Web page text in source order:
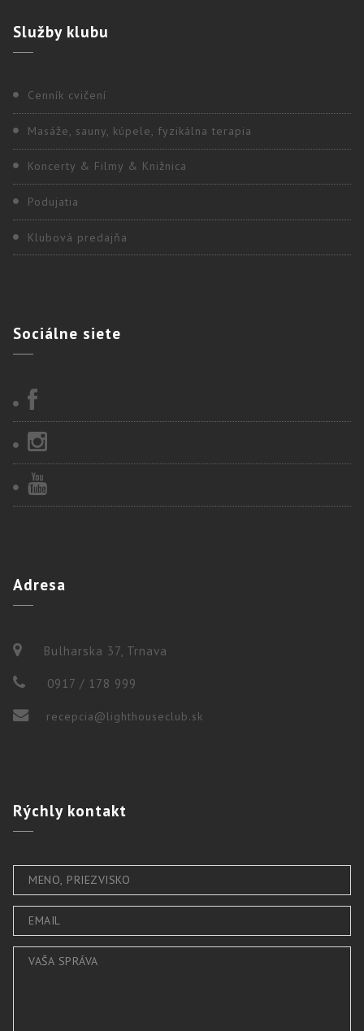
Službyklubu
Cenník cvičení
Masáže, sauny, kúpele, fyzikálna terapia
Koncerty & Filmy & Knižnica
Podujatia
Klubová predajňa
Sociálne siete
Adresa
Bulharska 37, Trnava
0917 / 178 999
recepcia@lighthouseclub.sk
Rýchlykontakt